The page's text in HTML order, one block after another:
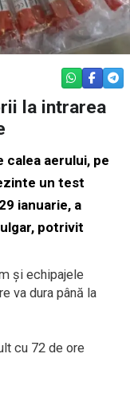
WHATSAPP
la intrarea
calea aerului, pe
un test
ianuarie, a
potrivit
şi echipajele
va dura până la
cu 72 de ore